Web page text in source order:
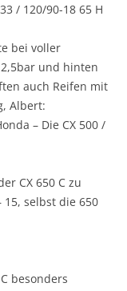
/ 120/90-18 65 H
bei voller
und hinten
auch Reifen mit
Albert:
– Die CX 500 /
CX 650 C zu
15, selbst die 650
besonders